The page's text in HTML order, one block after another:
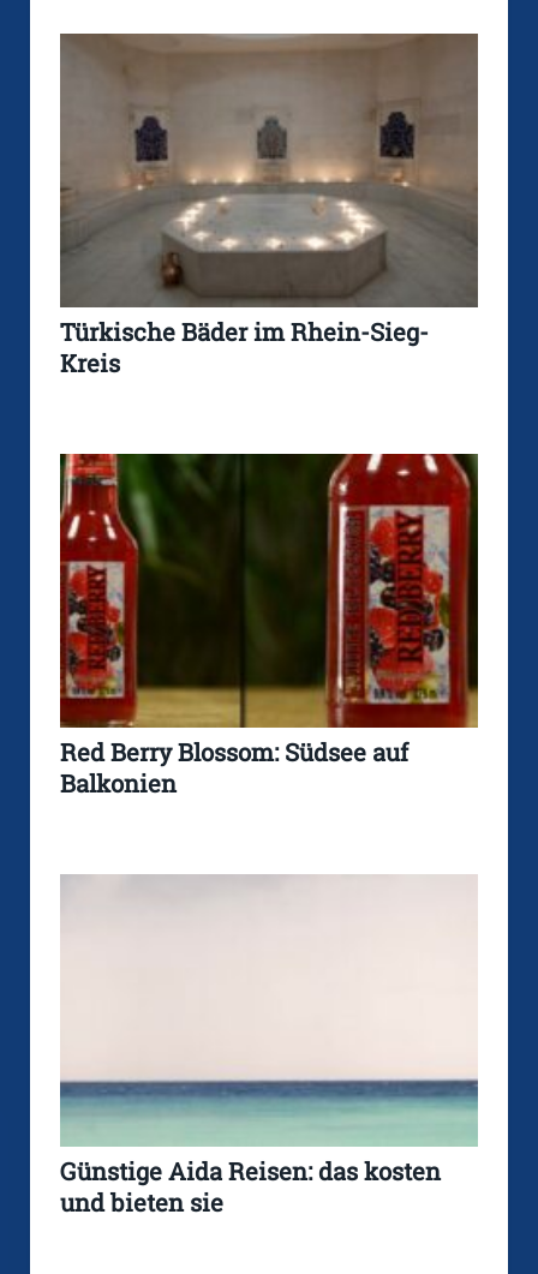
Türkische Bäder im Rhein-Sieg-
Kreis
Red Berry Blossom: Südsee auf
Balkonien
Günstige Aida Reisen: das kosten
und bieten sie